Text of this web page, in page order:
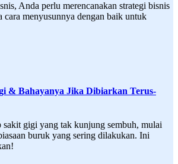
Anda perlu merencanakan strategi bisnis
cara menyusunnya dengan baik untuk
& Bahayanya Jika Dibiarkan Terus-
sakit gigi yang tak kunjung sembuh, mulai
buruk yang sering dilakukan. Ini